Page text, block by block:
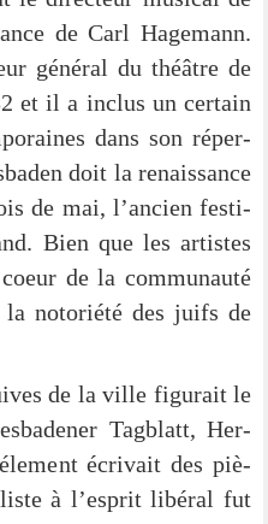
de Carl Hage­mann.
géné­ral du thé­ât­re de
et il a inclus un cer­tain
dans son réper­
doit la renais­sance
de mai, l’ancien fes­ti­
Bien que les artis­tes
de la com­mun­au­té
noto­rié­té des juifs de
de la ville figu­rait le
Tag­blatt, Her­
écri­vait des piè­
à l’e­sprit libé­ral fut